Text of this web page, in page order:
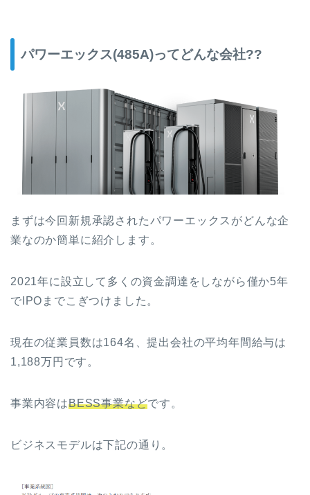
パワーエックス(485A)ってどんな会社??
まずは今回新規承認されたパワーエックスがどんな企
業なのか簡単に紹介します。
2021年に設立して多くの資金調達をしながら僅か5年
でIPOまでこぎつけました。
現在の従業員数は164名、提出会社の平均年間給与は
1,188万円です。
事業内容はBESS事業などです。
ビジネスモデルは下記の通り。